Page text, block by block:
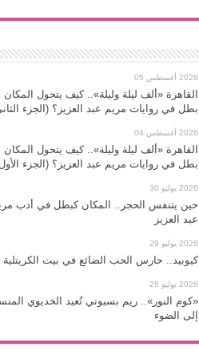
2026 أغسطس 05
القاهرة «ألف ليلة وليلة».. كيف يتحول المكان
بطل في روايات مريم عبد العزيز؟ (الجزء
2026 أغسطس 04
القاهرة «ألف ليلة وليلة».. كيف يتحول المكان
بطل في روايات مريم عبد العزيز؟ (الجزء
2026 يوليو 30
حين يتنفس الحجر.. المكان كبطل في أدب
عبد العزيز
2026 يوليو 29
كيوبيد.. حارس الحب الضائع في بيت الكريتلية
2026 يوليو 28
«كوم النور».. ريم بسيوني تُعيد الخديوي
إلى الضوء